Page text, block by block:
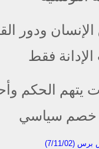
ودور القضاة
فقط
الحكم وأحزاب
سياسي